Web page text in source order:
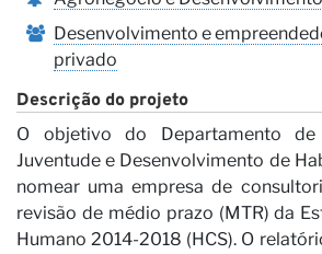
Desenvolvimento e
privado
Descrição do projeto
O objetivo do Departamento de
Juventude e Desenvolvimento de
nomear uma empresa de
revisão de médio prazo (MTR) da
Humano 2014-2018 (HCS). O